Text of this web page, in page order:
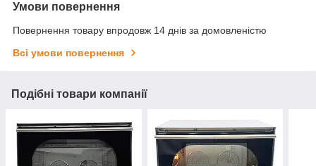
Умови повернення
Повернення товару впродовж 14 днів за домовленістю
Всі умови повернення
Подібні товари компанії